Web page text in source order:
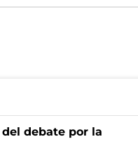
debate por la